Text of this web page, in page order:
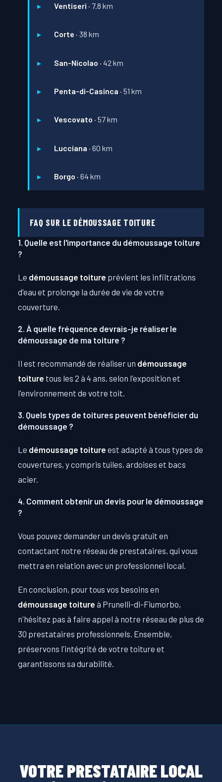
Ventiseri · 7.8 km
Corte · 38 km
San-Nicolao · 42 km
Penta-di-Casinca · 51 km
Vescovato · 57 km
Lucciana · 60 km
Borgo · 64 km
FAQ SUR LE DÉMOUSSAGE TOITURE
1. Quelle est l'importance du démoussage toiture
?
Le démoussage toiture prévient les infiltrations
d'eau et prolonge la durée de vie de votre
couverture.
2. À quelle fréquence devrais-je réaliser le
démoussage de ma toiture ?
Il est recommandé de réaliser un démoussage
toiture tous les 2 à 4 ans, selon l'exposition et
l'environnement de votre toit.
3. Quels types de toitures peuvent bénéficier du
démoussage ?
Le démoussage toiture est adapté à tous types de
couvertures, y compris tuiles, ardoises et bacs
acier.
4. Comment obtenir un devis pour le démoussage
?
Vous pouvez demander un devis gratuit en
contactant notre réseau de prestataires, qui vous
mettra en relation avec un professionnel local.
En conclusion, pour tous vos besoins en
démoussage toiture à Prunelli-di-Fiumorbo,
n'hésitez pas à faire appel à notre réseau de plus de
30 prestataires professionnels. Ensemble,
préservons l'intégrité de votre toiture et
garantissons sa durabilité.
VOTRE PRESTATAIRE LOCAL